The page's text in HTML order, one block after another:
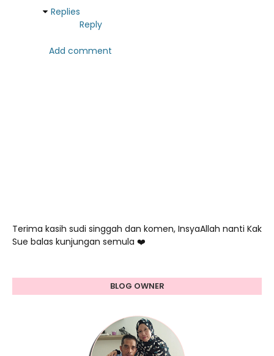
Replies
Reply
Add comment
Terima kasih sudi singgah dan komen, InsyaAllah nanti Kak
Sue balas kunjungan semula ❤️
BLOG OWNER